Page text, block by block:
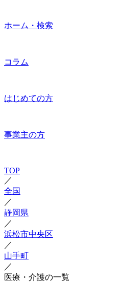
ホーム・検索
コラム
はじめての方
事業主の方
TOP
／
全国
／
静岡県
／
浜松市中央区
／
山手町
／
医療・介護の一覧